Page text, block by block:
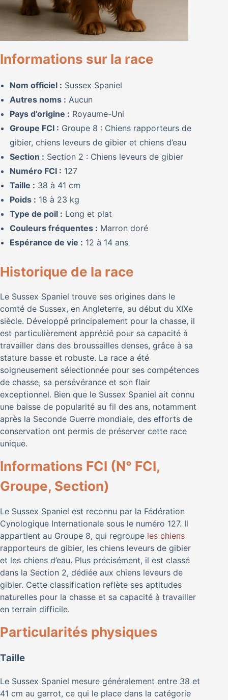
Informations sur la race
Nom officiel : Sussex Spaniel
Autres noms : Aucun
Pays d’origine : Royaume-Uni
Groupe FCI : Groupe 8 : Chiens rapporteurs de
gibier, chiens leveurs de gibier et chiens d’eau
Section : Section 2 : Chiens leveurs de gibier
Numéro FCI : 127
Taille : 38 à 41 cm
Poids : 18 à 23 kg
Type de poil : Long et plat
Couleurs fréquentes : Marron doré
Espérance de vie : 12 à 14 ans
Historique de la race
Le Sussex Spaniel trouve ses origines dans le
comté de Sussex, en Angleterre, au début du XIXe
siècle. Développé principalement pour la chasse, il
est particulièrement apprécié pour sa capacité à
travailler dans des broussailles denses, grâce à sa
stature basse et robuste. La race a été
soigneusement sélectionnée pour ses compétences
de chasse, sa persévérance et son flair
exceptionnel. Bien que le Sussex Spaniel ait connu
une baisse de popularité au fil des ans, notamment
après la Seconde Guerre mondiale, des efforts de
conservation ont permis de préserver cette race
unique.
Informations FCI (N° FCI,
Groupe, Section)
Le Sussex Spaniel est reconnu par la Fédération
Cynologique Internationale sous le numéro 127. Il
appartient au Groupe 8, qui regroupe les chiens
rapporteurs de gibier, les chiens leveurs de gibier
et les chiens d’eau. Plus précisément, il est classé
dans la Section 2, dédiée aux chiens leveurs de
gibier. Cette classification reflète ses aptitudes
naturelles pour la chasse et sa capacité à travailler
en terrain difficile.
Particularités physiques
Taille
Le Sussex Spaniel mesure généralement entre 38 et
41 cm au garrot, ce qui le place dans la catégorie